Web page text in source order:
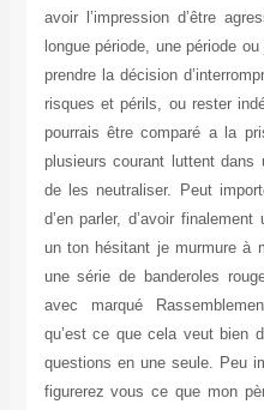
avoir l’impression d’être
longue période, une période
prendre la décision
risques et périls, ou rester
pourrais être comparé a la
plusieurs courant luttent dans
de les neutraliser. Peut
d’en parler, d’avoir
un ton hésitant je murmure à
une série de banderoles
avec marqué
qu’est ce que cela veut bien
questions en une seule. Peu
figurerez vous ce que mon